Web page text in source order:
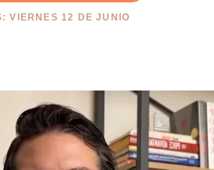
VIERNES 12 DE JUNIO